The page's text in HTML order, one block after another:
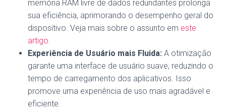
memória RAM livre de dados redundantes prolonga
sua eficiência, aprimorando o desempenho geral do
dispositivo. Veja mais sobre o assunto em este
artigo.
Experiência de Usuário mais Fluida: A otimização
garante uma interface de usuário suave, reduzindo o
tempo de carregamento dos aplicativos. Isso
promove uma experiência de uso mais agradável e
eficiente.